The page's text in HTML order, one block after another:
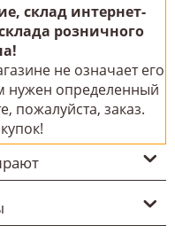
склад интернет-
розничного
не означает его
нужен определенный
пожалуйста, заказ.